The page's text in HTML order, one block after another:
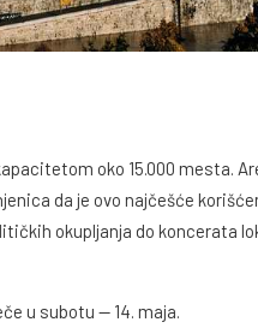
oko 15.000 mesta.
da je ovo najčešće
okupljanja do koncerata
u subotu — 14. maja.